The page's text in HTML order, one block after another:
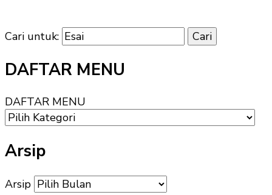
Cari untuk:
DAFTAR MENU
DAFTAR MENU
Arsip
Arsip